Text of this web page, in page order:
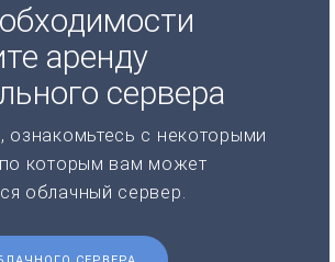
аренду
сервера
ознакомьтесь с некоторыми
которым вам может
облачный сервер.